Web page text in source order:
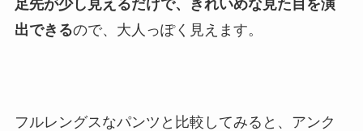
足先が少し見えるだけで、きれいめな見た目を演
出できるので、大人っぽく見えます。
フルレングスなパンツと比較してみると、アンク